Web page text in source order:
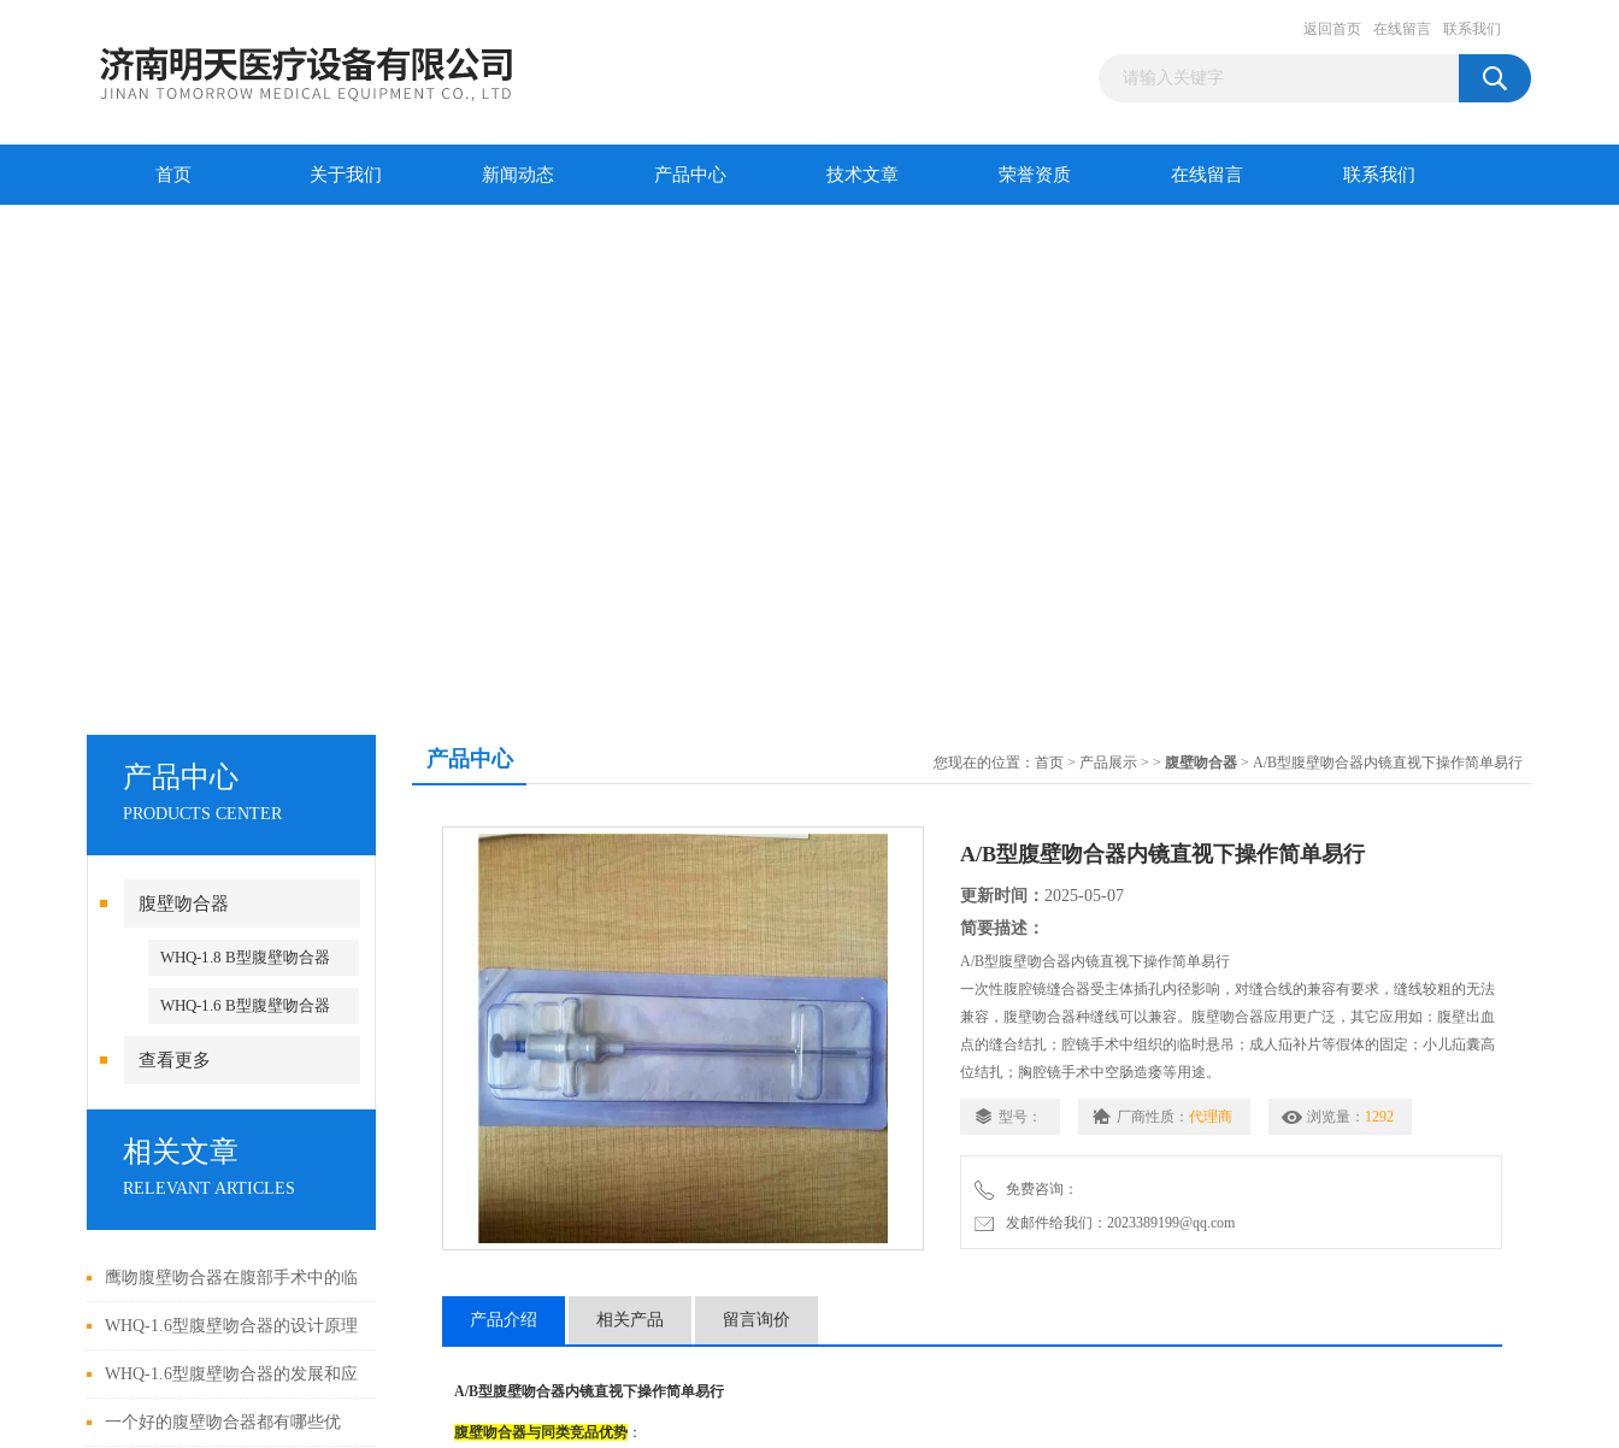
返回首页 在线留言 联系我们
首页 关于我们 新闻动态 产品中心 技术文章 荣誉资质 在线留言 联系我们
产品中心
PRODUCTS CENTER
腹壁吻合器
WHQ-1.8 B型腹壁吻合器
WHQ-1.6 B型腹壁吻合器
查看更多
相关文章
RELEVANT ARTICLES
鹰吻腹壁吻合器在腹部手术中的临
床应用
WHQ-1.6型腹壁吻合器的设计原理
与应用
WHQ-1.6型腹壁吻合器的发展和应
用为外科手术领域带来了新的可能
一个好的腹壁吻合器都有哪些优
产品中心 您现在的位置： 首页 > 产品展示 > > 腹壁吻合器 > A/B型腹壁吻合器内镜直视下操作简单易行
A/B型腹壁吻合器内镜直视下操作简单易行
更新时间： 2025-05-07
简要描述：
A/B型腹壁吻合器内镜直视下操作简单易行
一次性腹腔镜缝合器受主体插孔内径影响，对缝合线的兼容有要求，缝线较粗的无法
兼容，腹壁吻合器种缝线可以兼容。腹壁吻合器应用更广泛，其它应用如：腹壁出血
点的缝合结扎；腔镜手术中组织的临时悬吊；成人疝补片等假体的固定；小儿疝囊高
位结扎；胸腔镜手术中空肠造瘘等用途。
型号： 厂商性质： 代理商 浏览量： 1292
免费咨询：
发邮件给我们：2023389199@qq.com
产品介绍 相关产品 留言询价
A/B型腹壁吻合器内镜直视下操作简单易行
腹壁吻合器与同类竞品优势 ：